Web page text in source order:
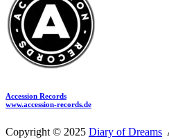
Accession Records
www.accession-records.de
Copyright © 2025 Diary of Dreams